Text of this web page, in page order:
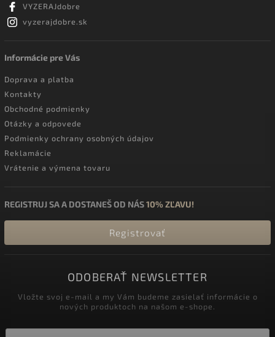
VYZERAJdobre
vyzerajdobre.sk
Informácie pre Vás
Doprava a platba
Kontakty
Obchodné podmienky
Otázky a odpovede
Podmienky ochrany osobných údajov
Reklamácie
Vrátenie a výmena tovaru
REGISTRUJ SA A DOSTANEŠ OD NÁS10% ZĽAVU!
Registrovať
ODOBERAŤ NEWSLETTER
Vložte svoj e-mail a my Vám budeme zasielať informácie o
nových produktoch na našom e-shope.